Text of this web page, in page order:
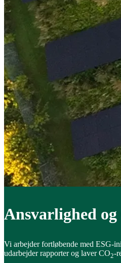
Ansvarlighed
Vi arbejder fortløbende med ESG-
udarbejder rapporter og laver CO2-